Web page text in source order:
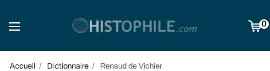
0
Accueil Dictionnaire Renaud de Vichier